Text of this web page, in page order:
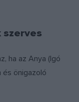
szerves
ha az Anya (Igó
és önigazoló